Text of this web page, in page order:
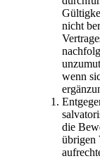
nicht
wenn
die
übrigen